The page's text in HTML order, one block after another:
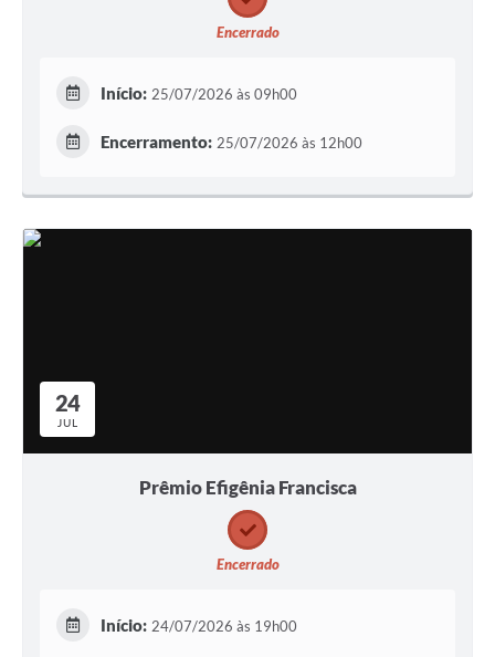
Encerrado
Início: 25/07/2026 às 09h00
Encerramento: 25/07/2026 às 12h00
24
JUL
Prêmio Efigênia Francisca
Encerrado
Início: 24/07/2026 às 19h00